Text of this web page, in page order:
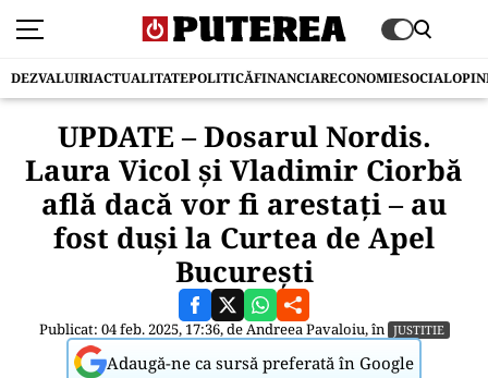
DEZVALUIRIACTUALITATEPOLITICĂFINANCIARECONOMIESOCIAL
UPDATE – Dosarul Nordis.
Laura Vicol și Vladimir Ciorbă
află dacă vor fi arestați – au
fost duși la Curtea de Apel
București
Publicat: 04 feb. 2025, 17:36, deAndreea Pavaloiu, în JUSTITIE
Adaugă-ne ca sursă preferată în Google